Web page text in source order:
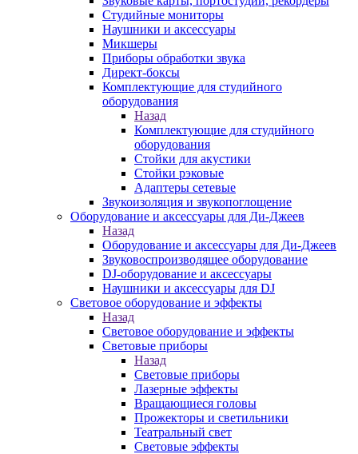
Студийные мониторы
Наушники и аксессуары
Микшеры
Приборы обработки звука
Директ-боксы
Комплектующие для студийного
оборудования
Назад
Комплектующие для студийного
оборудования
Стойки для акустики
Стойки рэковые
Адаптеры сетевые
Звукоизоляция и звукопоглощение
Оборудование и аксессуары для Ди-Джеев
Назад
Оборудование и аксессуары для Ди-Джеев
Звуковоспроизводящее оборудование
DJ-оборудование и аксессуары
Наушники и аксессуары для DJ
Световое оборудование и эффекты
Назад
Световое оборудование и эффекты
Световые приборы
Назад
Световые приборы
Лазерные эффекты
Вращающиеся головы
Прожекторы и светильники
Театральный свет
Световые эффекты